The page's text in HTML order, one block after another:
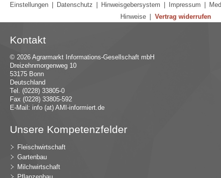
Einstellungen
Datenschutz Hinweisgebersystem Impressum
Hinweise
Vertrag widerrufen
Kontakt
© 2026 Agrarmarkt Informations-Gesellschaft mbH
Dreizehnmorgenweg 10
53175 Bonn
Deutschland
Tel. (0228) 33805-0
Fax (0228) 33805-592
E-Mail: info (at) AMI-informiert.de
Unsere Kompetenzfelder
Fleischwirtschaft
Gartenbau
Milchwirtschaft